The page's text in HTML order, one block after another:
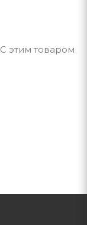
С этим товаром